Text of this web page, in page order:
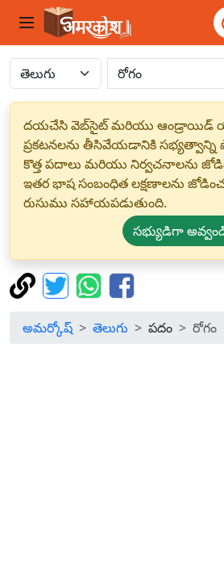
దయచేసి వెబ్‌సైట్ మరియు ఆండ్రాయిడ్
ప్రకటనలను తీసివేయడానికి
కొత్త పదాలు మరియు నిర్వచనాలను
ఇతర భాష సంబంధిత లక్షణాలను
రుసుము సహాయపడుతుంది.
సభ్యుడిగా
అమర్కోష్ తెలుగు పదం రోగం